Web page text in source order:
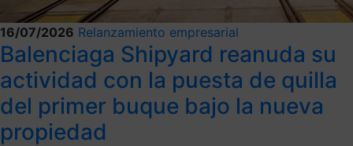
16/07/2026 Relanzamiento empresarial
Balenciaga Shipyard reanuda su
actividad con la puesta de quilla
del primer buque bajo la nueva
propiedad